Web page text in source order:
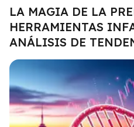
LA MAGIA DE LA
HERRAMIENTAS
ANÁLISIS DE